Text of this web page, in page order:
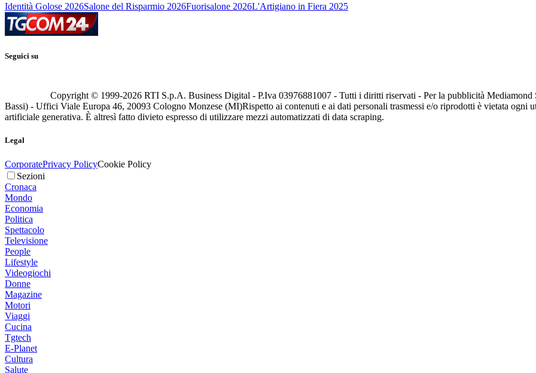
Identità Golose 2026Salone del Risparmio 2026Fuorisalone 2026L'Artigiano in Fiera 2025
Seguici su
Copyright © 1999-2026 RTI S.p.A. Business Digital - P.Iva 03976881007 - Tutti i diritti riservati - Per la pubblicità
Bassi) - Uffici Viale Europa 46, 20093 Cologno Monzese (MI)Rispetto ai contenuti e ai dati personali trasmessi e/o riprodotti è vietata ogni
artificiale generativa. È altresì fatto divieto espresso di utilizzare mezzi automatizzati di data scraping.
Legal
CorporatePrivacy PolicyCookie Policy
Sezioni
Cronaca
Mondo
Economia
Politica
Spettacolo
Televisione
People
Lifestyle
Videogiochi
Donne
Magazine
Motori
Viaggi
Cucina
Tgtech
E-Planet
Cultura
Salute